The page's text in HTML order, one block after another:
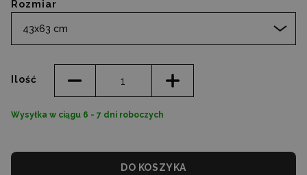
Wysyłka w ciągu 6 - 7 dni roboczych
Rozmiar
43x63 cm
Ilość
DO KOSZYKA